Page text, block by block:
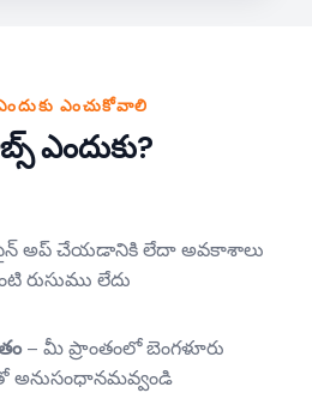
ఎంచుకోవాలి
ఎందుకు?
అప్ చేయడానికి లేదా అవకాశాలు
రుసుము లేదు
– మీ ప్రాంతంలో బెంగళూరు
అనుసంధానమవ్వండి